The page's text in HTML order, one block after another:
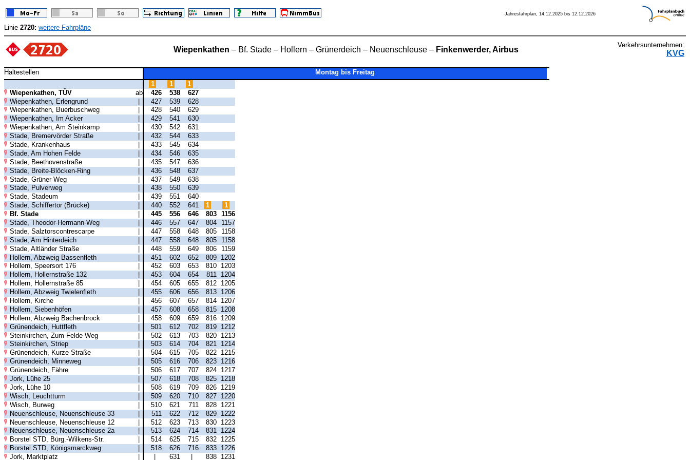
Jahresfahrplan, 14.12.2025 bis 12.12.2026
Linie 2720: weitere Fahrpläne
Wiepenkathen – Bf. Stade – Hollern – Grünerdeich – Neuenschleuse – Finkenwerder, Airbus
Verkehrsunternehmen:
KVG
Haltestellen
Montag bis Freitag
1
1
1
Wiepenkathen, TÜV
ab 426 538
627
Wiepenkathen, Erlengrund
| 427 539
628
Wiepenkathen, Buerbuschweg
428 540
629
Wiepenkathen, Im Acker
429 541
630
Wiepenkathen, Am Steinkamp
430 542
631
Stade, Bremervörder Straße
432 544
633
Stade, Krankenhaus
433 545
634
Stade, Am Hohen Felde
434 546
635
Stade, Beethovenstraße
435 547
636
Stade, Breite-Blöcken-Ring
| 436 548
637
Stade, Grüner Weg
| 437 549
638
Stade, Pulverweg
438 550
639
Stade, Stadeum
439 551
640
Stade, Schiffertor (Brücke)
440 552 641 1
1
Bf. Stade
445 556 646 803 1156
Stade, Theodor-Hermann-Weg
446 557 647 804
1157
Stade, Salztorscontrescarpe
447 558 648 805
1158
Stade, Am Hinterdeich
447 558 648 805
1158
Stade, Altländer Straße
| 448 559 649 806
1159
Hollern, Abzweig Bassenfleth
| 451 602 652 809 1202
Hollern, Speersort 176
452 603 653 810 1203
Hollern, Hollernstraße 132
453 604 654 811 1204
Hollern, Hollernstraße 85
454 605 655 812 1205
Hollern, Abzweig Twielenfleth
455 606 656 813 1206
Hollern, Kirche
456 607 657 814 1207
Hollern, Siebenhöfen
457 608 658 815 1208
Hollern, Abzweig Bachenbrock
458 609 659 816 1209
Grünendeich, Huttfleth
| 501 612 702 819 1212
Steinkirchen, Zum Felde Weg
| 502 613 703 820 1213
Steinkirchen, Striep
503 614 704 821 1214
Grünendeich, Kurze Straße
504 615 705 822 1215
Grünendeich, Minneweg
505 616 706 823 1216
Grünendeich, Fähre
506 617 707 824 1217
Jork, Lühe 25
507 618 708 825 1218
Jork, Lühe 10
508 619 709 826 1219
Wisch, Leuchtturm
509 620 710 827 1220
Wisch, Burweg
| 510 621 711 828 1221
Neuenschleuse, Neuenschleuse 33
| 511 622 712 829 1222
Neuenschleuse, Neuenschleuse 12
| 512 623 713 830 1223
Neuenschleuse, Neuenschleuse 2a
513 624 714 831 1224
Borstel STD, Bürg.-Wilkens-Str.
514 625 715 832 1225
Borstel STD, Königsmarckweg
518 626 716 833 1226
Jork, Marktplatz
631 838 1231